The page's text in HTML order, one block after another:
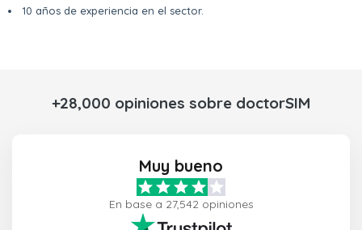
10 años de experiencia en el sector.
+28,000 opiniones sobre doctorSIM
Muy bueno
En base a 27,542 opiniones